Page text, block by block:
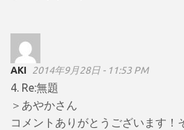
AKI 2014年9月28日 - 11:53 PM
4. Re:無題
＞あやかさん
コメントありがとうございます！